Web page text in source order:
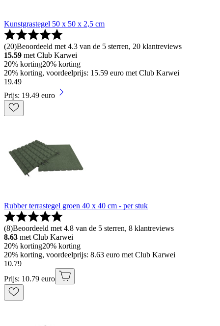
Kunstgrastegel 50 x 50 x 2,5 cm
(20)Beoordeeld met 4.3 van de 5 sterren, 20 klantreviews
15.59 met Club Karwei
20% korting20% korting
20% korting, voordeelprijs: 15.59 euro met Club Karwei
19.49
Prijs: 19.49 euro
Rubber terrastegel groen 40 x 40 cm - per stuk
(8)Beoordeeld met 4.8 van de 5 sterren, 8 klantreviews
8.63 met Club Karwei
20% korting20% korting
20% korting, voordeelprijs: 8.63 euro met Club Karwei
10.79
Prijs: 10.79 euro